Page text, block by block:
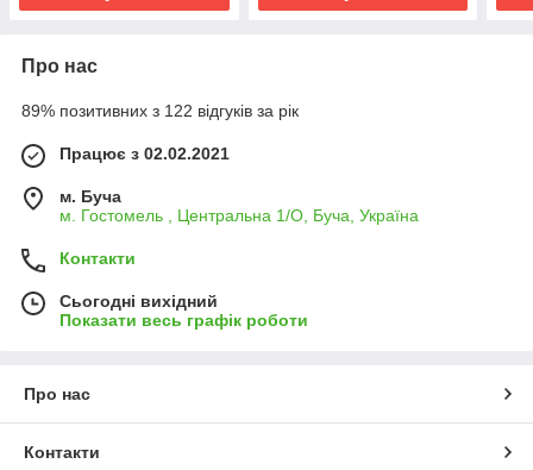
Про нас
89% позитивних з 122 відгуків за рік
Працює з 02.02.2021
м. Буча
м. Гостомель , Центральна 1/О, Буча, Україна
Контакти
Сьогодні вихідний
Показати весь графік роботи
Про нас
Контакти